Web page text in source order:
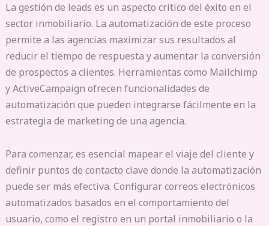
La gestión de leads es un aspecto crítico del éxito en el
sector inmobiliario. La automatización de este proceso
permite a las agencias maximizar sus resultados al
reducir el tiempo de respuesta y aumentar la conversión
de prospectos a clientes. Herramientas como Mailchimp
y ActiveCampaign ofrecen funcionalidades de
automatización que pueden integrarse fácilmente en la
estrategia de marketing de una agencia.
Para comenzar, es esencial mapear el viaje del cliente y
definir puntos de contacto clave donde la automatización
puede ser más efectiva. Configurar correos electrónicos
automatizados basados en el comportamiento del
usuario, como el registro en un portal inmobiliario o la